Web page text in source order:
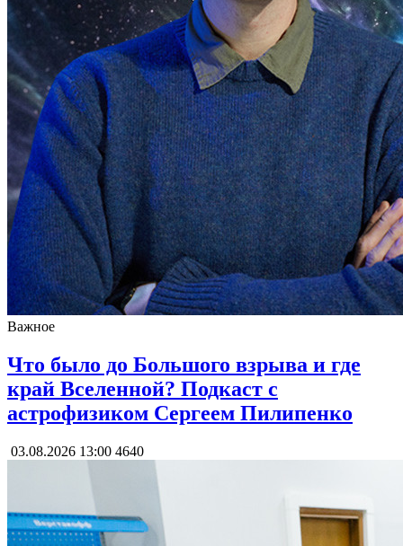
Важное
Что было до Большого взрыва и где
край Вселенной? Подкаст с
астрофизиком Сергеем Пилипенко
03.08.2026 13:00 4640